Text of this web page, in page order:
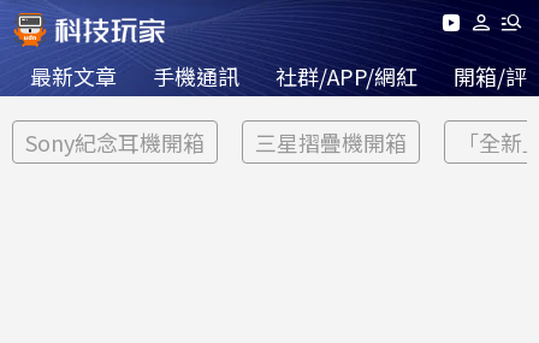
最新文章 手機通訊 社群/APP/網紅 開箱/評
Sony紀念耳機開箱 三星摺疊機開箱 「全新